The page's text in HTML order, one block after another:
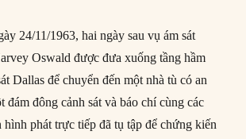
24/11/1963, hai ngày sau vụ ám sát
Oswald được đưa xuống tầng hầm
Dallas để chuyển đến một nhà tù có an
đám đông cảnh sát và báo chí cùng các
hình phát trực tiếp đã tụ tập để chứng kiến